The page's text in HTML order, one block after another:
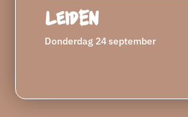
Leiden
Donderdag 24 september